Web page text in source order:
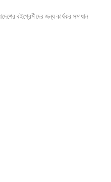
বইপ্রেমীদের জন্য কার্যকর সমাধান